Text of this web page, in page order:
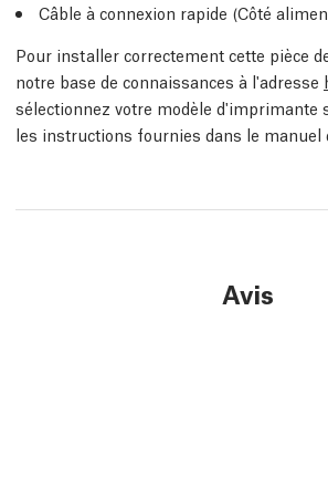
Câble à connexion rapide (Côté
Pour installer correctement cette pièce
notre base de connaissances à l'adresse
sélectionnez votre modèle d'imprimante
les instructions fournies dans le manuel
Avis